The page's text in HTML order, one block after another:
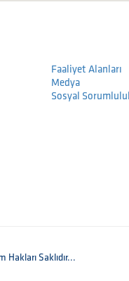
Faaliyet Alanları
Medya
Sosyal
Hakları Saklıdır...